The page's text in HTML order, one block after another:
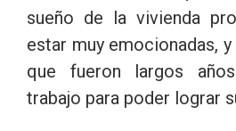
sueño de la vivienda
estar muy emocionadas,
que fueron largos
trabajo para poder lograr